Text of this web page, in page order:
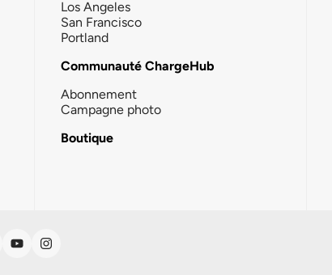
Los Angeles
San Francisco
Portland
Communauté ChargeHub
Abonnement
Campagne photo
Boutique